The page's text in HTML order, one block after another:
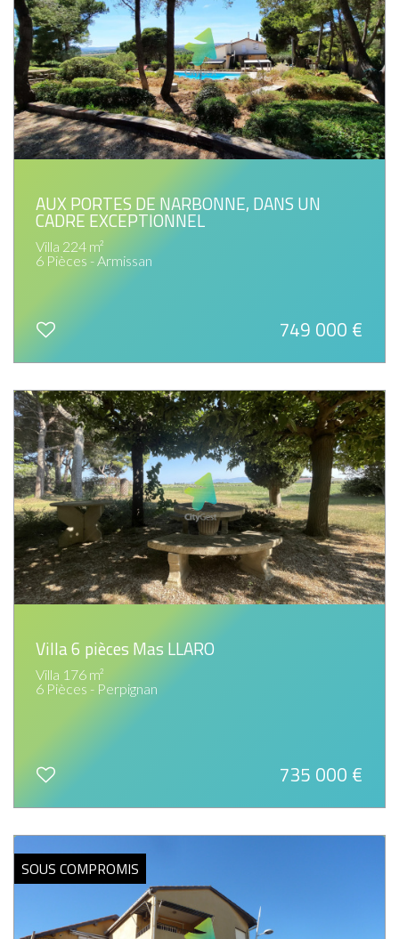
AUX PORTES DE NARBONNE, DANS UN
CADRE EXCEPTIONNEL
Villa 224 m²
6 Pièces - Armissan
749 000 €
Villa 6 pièces Mas LLARO
Villa 176 m²
6 Pièces - Perpignan
735 000 €
SOUS COMPROMIS